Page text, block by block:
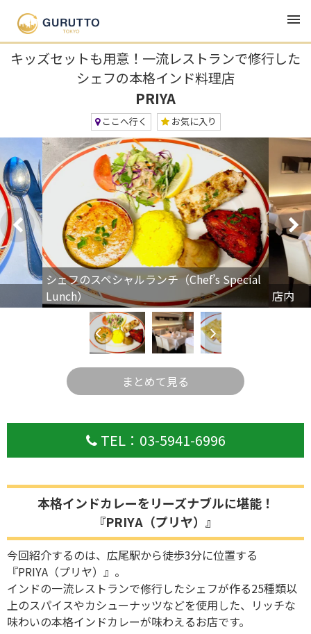
TOP
キッズセットも用意！一流レストランで修行した
シェフの本格インド料理店
PRIYA
ここへ行く お気に入り
シェフのスペシャルランチ（Chef’s Special
Lunch）
店内
まとめて見る
TEL：03-5941-6996
本格インドカレーをリーズナブルに堪能！
『PRIYA（プリヤ）』
今回紹介するのは、広尾駅から徒歩3分に位置する
『PRIYA（プリヤ）』。
インドの一流レストランで修行したシェフが作る25種類以
上のスパイスやカシューナッツなどを使用した、リッチな
味わいの本格インドカレーが味わえるお店です。